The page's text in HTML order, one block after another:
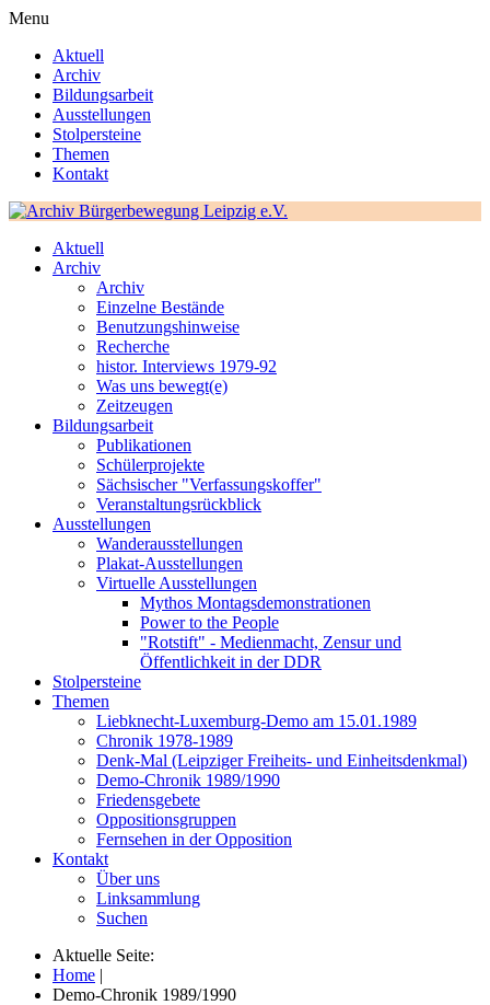
Menu
Aktuell
Archiv
Bildungsarbeit
Ausstellungen
Stolpersteine
Themen
Kontakt
Aktuell
Archiv
Archiv
Einzelne Bestände
Benutzungshinweise
Recherche
histor. Interviews 1979-92
Was uns bewegt(e)
Zeitzeugen
Bildungsarbeit
Publikationen
Schülerprojekte
Sächsischer "Verfassungskoffer"
Veranstaltungsrückblick
Ausstellungen
Wanderausstellungen
Plakat-Ausstellungen
Virtuelle Ausstellungen
Mythos Montagsdemonstrationen
Power to the People
"Rotstift" - Medienmacht, Zensur und
Öffentlichkeit in der DDR
Stolpersteine
Themen
Liebknecht-Luxemburg-Demo am 15.01.1989
Chronik 1978-1989
Denk-Mal (Leipziger Freiheits- und Einheitsdenkmal)
Demo-Chronik 1989/1990
Friedensgebete
Oppositionsgruppen
Fernsehen in der Opposition
Kontakt
Über uns
Linksammlung
Suchen
Aktuelle Seite:
Home |
Demo-Chronik 1989/1990